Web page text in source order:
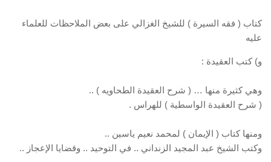
كتاب ( فقه السيرة ) للشيخ الغزالي على بعض الملاحظات للعلماء
عليه
و) كتب العقيدة :
وهي كثيرة منها … ( شرح العقيدة الطحاويه ) ..
( شرح العقيدة الواسطية ) للهراس .
ومنها كتاب ( الإيمان ) لمحمد نعيم ياسين ..
وكتب الشيخ عبد المجيد الزنداني .. في التوحيد .. وقضايا الإعجاز ..